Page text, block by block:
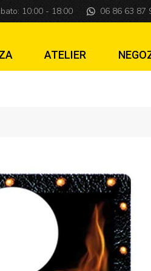
lancio
10:00 - 18:00 06 86 63 87
ATELIER